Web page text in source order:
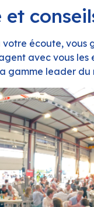
et
votre écoute, vous
avec vous les
gamme leader du